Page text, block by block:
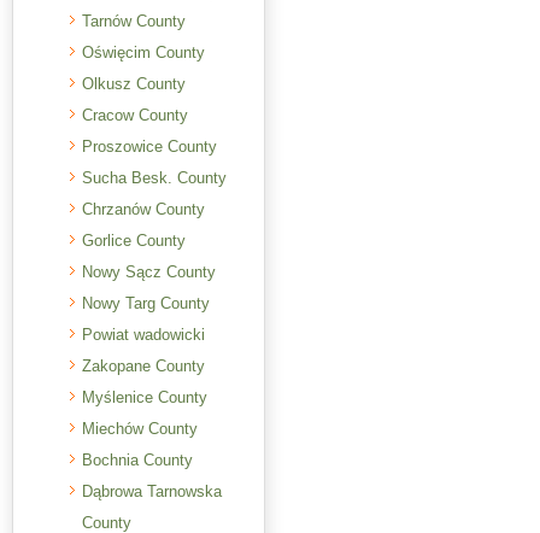
Tarnów County
Oświęcim County
Olkusz County
Cracow County
Proszowice County
Sucha Besk. County
Chrzanów County
Gorlice County
Nowy Sącz County
Nowy Targ County
Powiat wadowicki
Zakopane County
Myślenice County
Miechów County
Bochnia County
Dąbrowa Tarnowska
County